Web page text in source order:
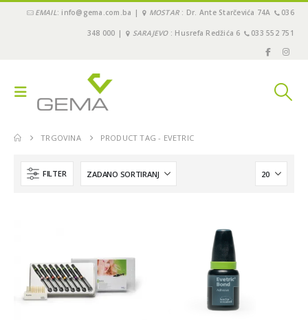
EMAIL: info@gema.com.ba | MOSTAR : Dr. Ante Starčevića 74A 036
348 000 | SARAJEVO: Husrefa Redžića 6 033 552 751
TRGOVINA PRODUCT TAG - EVETRIC
FILTER